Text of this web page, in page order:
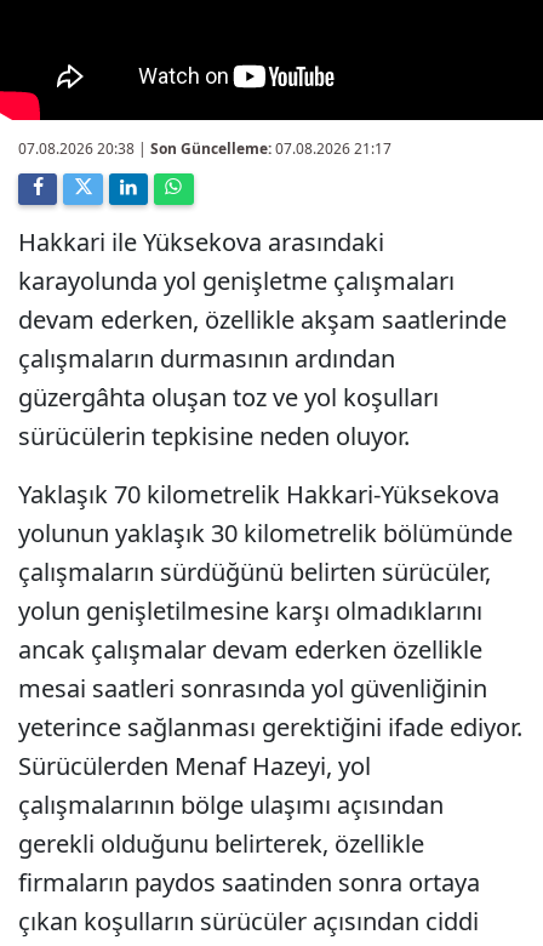
07.08.2026 20:38 | Son Güncelleme:07.08.2026 21:17
Hakkari ile Yüksekova arasındaki
karayolunda yol genişletme çalışmaları
devam ederken, özellikle akşam saatlerinde
çalışmaların durmasının ardından
güzergâhta oluşan toz ve yol koşulları
sürücülerin tepkisine neden oluyor.
Yaklaşık 70 kilometrelik Hakkari-Yüksekova
yolunun yaklaşık 30 kilometrelik bölümünde
çalışmaların sürdüğünü belirten sürücüler,
yolun genişletilmesine karşı olmadıklarını
ancak çalışmalar devam ederken özellikle
mesai saatleri sonrasında yol güvenliğinin
yeterince sağlanması gerektiğini ifade ediyor.
Sürücülerden Menaf Hazeyi, yol
çalışmalarının bölge ulaşımı açısından
gerekli olduğunu belirterek, özellikle
firmaların paydos saatinden sonra ortaya
çıkan koşulların sürücüler açısından ciddi